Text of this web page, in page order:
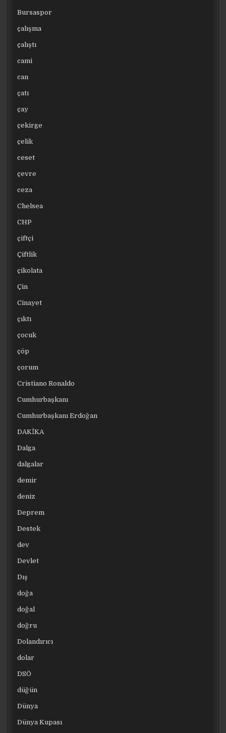
Bursaspor
çalışma
çalıştı
cami
can
çatı
çay
çekirge
çelik
ceset
çevre
ceza
Chelsea
CHP
çiftçi
Çiftlik
çikolata
Çin
Cinayet
çıktı
çocuk
çöp
çorum
Cristiano Ronaldo
Cumhurbaşkanı
Cumhurbaşkanı Erdoğan
DAKİKA
Dalga
dalgalar
demir
deniz
Deprem
Destek
dev
Devlet
Dış
doğa
doğal
doğru
Dolandırıcı
dolar
DSÖ
düğün
Dünya
Dünya Kupası